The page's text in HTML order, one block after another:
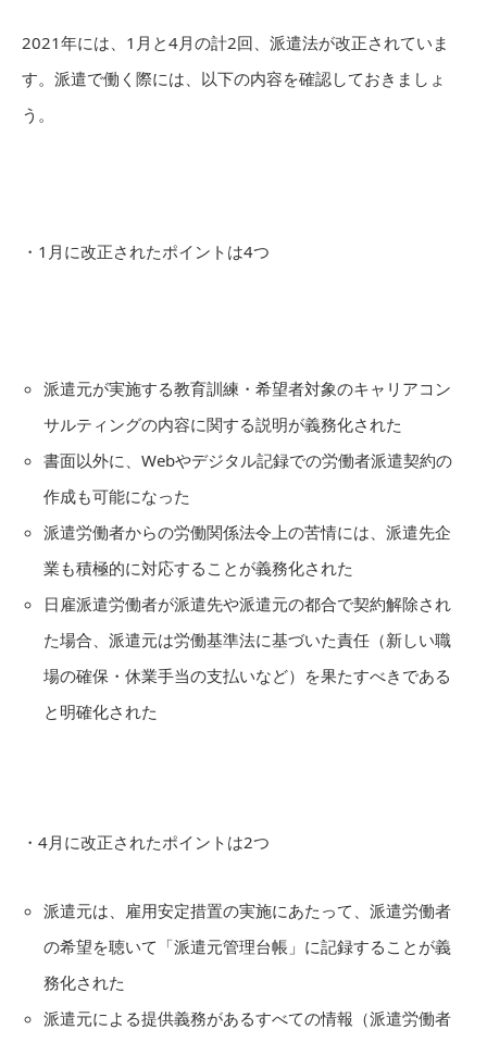
2021年には、1月と4月の計2回、派遣法が改正されていま
す。派遣で働く際には、以下の内容を確認しておきましょ
う。
・1月に改正されたポイントは4つ
派遣元が実施する教育訓練・希望者対象のキャリアコン
サルティングの内容に関する説明が義務化された
書面以外に、Webやデジタル記録での労働者派遣契約の
作成も可能になった
派遣労働者からの労働関係法令上の苦情には、派遣先企
業も積極的に対応することが義務化された
日雇派遣労働者が派遣先や派遣元の都合で契約解除され
た場合、派遣元は労働基準法に基づいた責任（新しい職
場の確保・休業手当の支払いなど）を果たすべきである
と明確化された
・4月に改正されたポイントは2つ
派遣元は、雇用安定措置の実施にあたって、派遣労働者
の希望を聴いて「派遣元管理台帳」に記録することが義
務化された
派遣元による提供義務があるすべての情報（派遣労働者